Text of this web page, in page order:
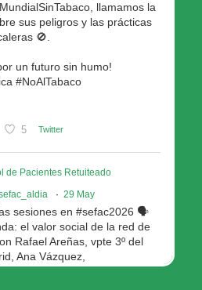
llamamos la
sus peligros y las prácticas
🚫.
un futuro sin humo!
#NoAlTabaco
5 Twitter
de Pacientes Retuiteado
· 29 May
sesiones en #sefac2026 🗣️
el valor social de la red de
Rafael Areñas, vpte 3º del
Ana Vázquez,